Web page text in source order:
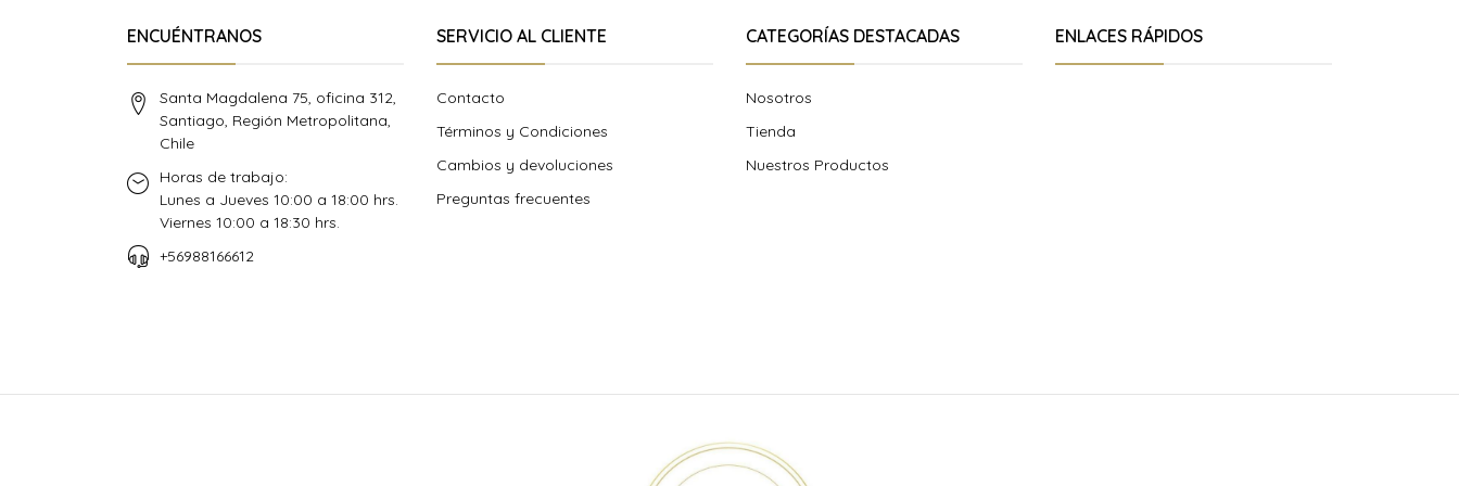
ENCUÉNTRANOS
Santa Magdalena 75, oficina 312,
Santiago, Región Metropolitana,
Chile
Horas de trabajo:
Lunes a Jueves 10:00 a 18:00 hrs.
Viernes 10:00 a 18:30 hrs.
+56988166612
SERVICIO AL CLIENTE
Contacto
Términos y Condiciones
Cambios y devoluciones
Preguntas frecuentes
CATEGORÍAS DESTACADAS
Nosotros
Tienda
Nuestros Productos
ENLACES RÁPIDOS